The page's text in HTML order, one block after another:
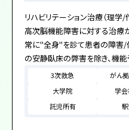
リハビリテーション治療（理
高次脳機能障害に対する治療
常に"全身"を診て患者の障害/
の安静臥床の弊害を除き、機
人にとっての最高のQOLを目指
療法士、各診療科医師、看護師
活期におけるリハビリテーシ
3次救急 がん
大学院
学
託児所有